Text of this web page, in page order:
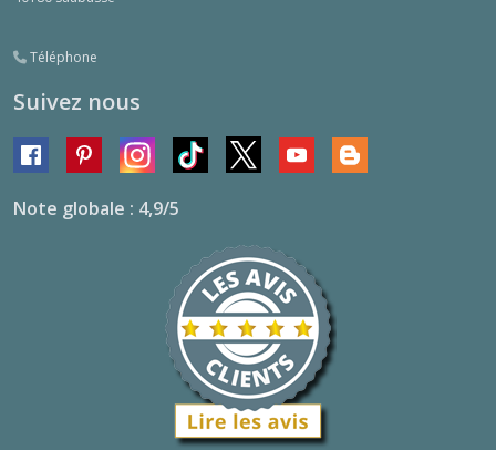
Téléphone
Suivez nous
Note globale : 4,9/5